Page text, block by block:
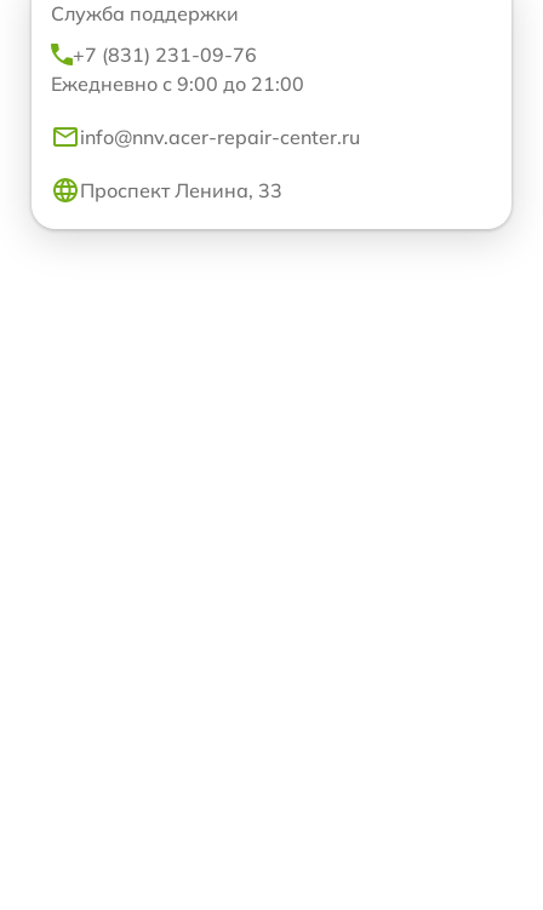
Служба поддержки
+7 (831) 231-09-76
Ежедневно с 9:00 до 21:00
info@nnv.acer-repair-center.ru
Проспект Ленина, 33